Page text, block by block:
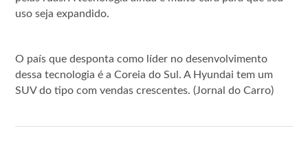
uso seja expandido.
O país que desponta como líder no desenvolvimento
dessa tecnologia é a Coreia do Sul. A Hyundai tem um
SUV do tipo com vendas crescentes. (Jornal do Carro)